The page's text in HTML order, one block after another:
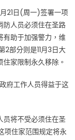
21日(周一)签署一项
防人员必须住在圣路
有助于加强警力，维
2部分则是11月3日大
家限制永久移除。
府工作人员得益于这
员将不受必须住在圣
项住家范围规定将永